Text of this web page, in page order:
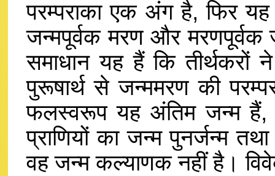
परम्पराका एक अंग है, फिर
जन्मपूर्वक मरण और
समाधान यह हैं कि तीर्थकरों
पुरूषार्थ से जन्ममरण की
फलस्वरूप यह अंतिम जन्म हैं,
प्राणियों का जन्म पुनर्जन्म
वह जन्म कल्याणक नहीं है।